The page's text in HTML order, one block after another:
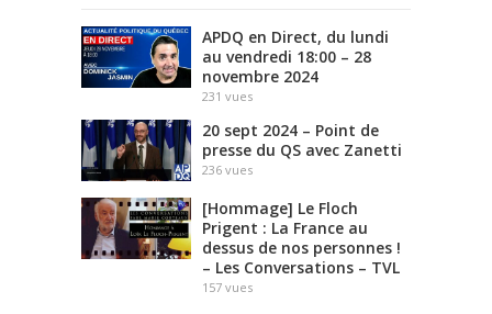
APDQ en Direct, du lundi
au vendredi 18:00 – 28
novembre 2024
231 vues
20 sept 2024 – Point de
presse du QS avec Zanetti
236 vues
[Hommage] Le Floch
Prigent : La France au
dessus de nos personnes !
– Les Conversations – TVL
157 vues